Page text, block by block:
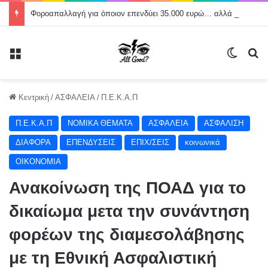
Κεντρική / ΑΣΦΑΛΕΙΑ / Π.Ε.Κ.Α.Π
Π.Ε.Κ.Α.Π NOMIKA ΘΕΜΑΤΑ ΑΣΦΑΛΕΙΑ ΑΣΦΑΛΙΣΗ
ΔΙΑΦΟΡΑ ΕΠΕΝΔΥΣΕΙΣ ΕΠΙΧ/ΣΕΙΣ κοινωνικά
ΟΙΚΟΝΟΜΙΑ
Ανακοίνωση της ΠΟΑΔ για το
δικαίωμα μετα την συνάντηση
φορέων της διαμεσολάβησης
με τη Εθνική Ασφαλιστική